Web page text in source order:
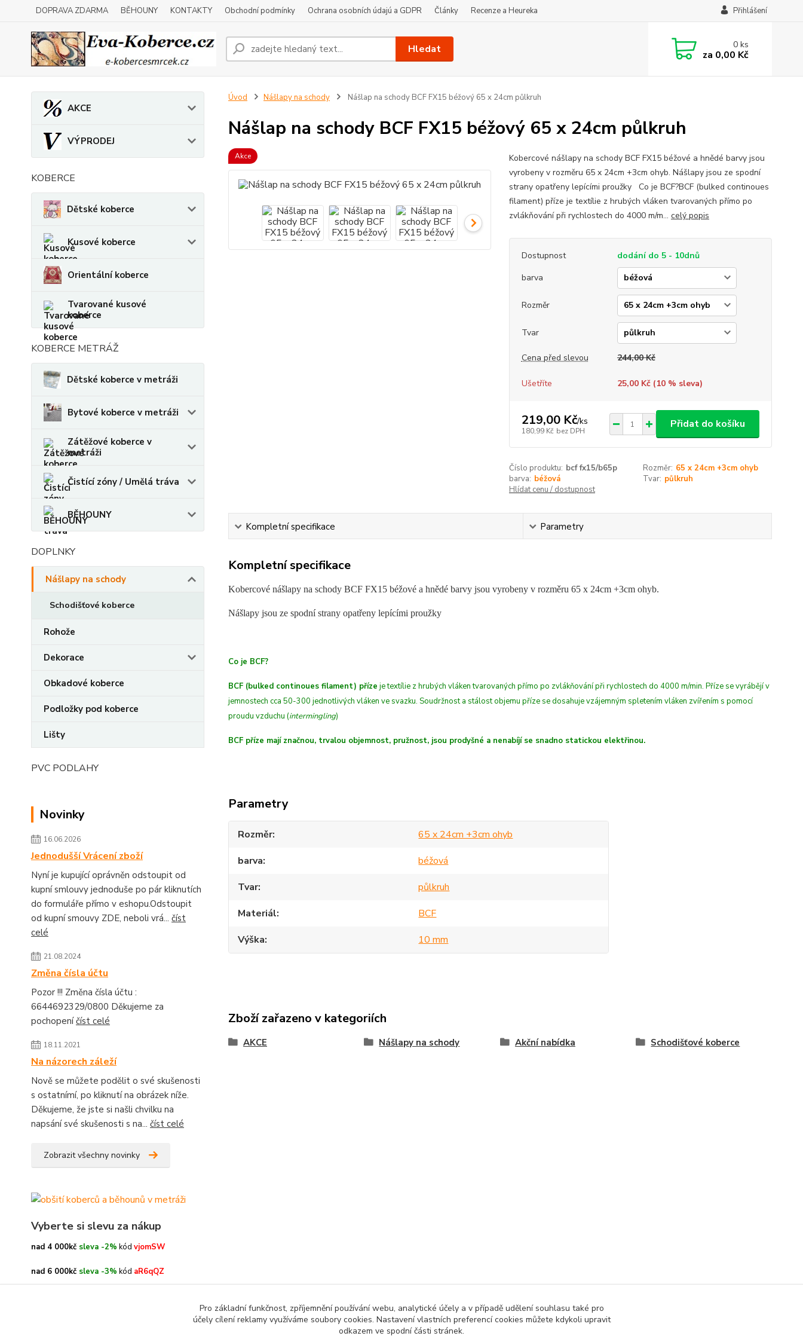
DOPRAVA ZDARMA BĚHOUNY KONTAKTY Obchodní podmínky Ochrana osobních údajú a GDPR Články Recenze a Heureka Přihlášení
Hledat 0ks
za 0,00 Kč
AKCE
VÝPRODEJ
KOBERCE
Dětské koberce
Kusové koberce
Orientální koberce
Tvarované kusové
koberce
KOBERCE METRÁŽ
Dětské koberce v metráži
Bytové koberce v metráži
Zátěžové koberce v
metráži
Čistící zóny / Umělá tráva
BĚHOUNY
DOPLNKY
Nášlapy na schody
Schodišťové koberce
Rohože
Dekorace
Obkadové koberce
Podložky pod koberce
Lišty
PVC PODLAHY
Novinky
16.06.2026
Jednodušší Vrácení zboží
Nyní je kupující oprávněn odstoupit od
kupní smlouvy jednoduše po pár kliknutích
do formuláře přímo v eshopu.Odstoupit
od kupní smouvy ZDE, neboli vrá... číst
celé
21.08.2024
Změna čísla účtu
Pozor !!! Změna čísla účtu :
6644692329/0800 Děkujeme za
pochopeníčíst celé
18.11.2021
Na názorech záleží
Nově se můžete podělit o své skušenosti
s ostatnímí, po kliknutí na obrázek níže.
Děkujeme, že jste si našli chvilku na
napsání své skušenosti s na... číst celé
Zobrazit všechny novinky
Vyberte si slevu za nákup
nad 4 000kč sleva -2% kód vjomSW
nad 6 000kč sleva -3% kód aR6qQZ
Úvod Nášlapy na schody Nášlap na schody BCF FX15 béžový 65 x 24cm půlkruh
Nášlap na schody BCF FX15 béžový 65 x 24cm půlkruh
Akce
Kobercové nášlapy na schody BCF FX15 béžové a hnědé barvy jsou
vyrobeny v rozměru 65 x 24cm +3cm ohyb. Nášlapy jsou ze spodní
strany opatřeny lepícími proužky Co je BCF?BCF (bulked continoues
filament) příze je textílie z hrubých vláken tvarovaných přímo po
zvlákňování při rychlostech do 4000 m/m... celý popis
Dostupnost
dodání do 5 - 10dnů
barva
Rozměr
Tvar
Cena před slevou 244,00 Kč
Ušetříte 25,00 Kč (10% sleva)
219,00 Kč/ks
180,99 Kč bez DPH
Přidat do košíku
Číslo produktu: bcf fx15/b65p Rozměr: 65 x 24cm +3cm ohyb
barva: béžová Tvar: půlkruh
Hlídat cenu / dostupnost
Kompletní specifikace Parametry
Kompletní specifikace
Kobercové nášlapy na schody BCF FX15 béžové a hnědé barvy jsou vyrobeny v rozměru 65 x 24cm +3cm ohyb.
Nášlapy jsou ze spodní strany opatřeny lepícími proužky
Co je BCF?
BCF (bulked continoues filament) příze je textílie z hrubých vlákentvarovaných přímo po zvlákňování při rychlostech do 4000 m/min. Příze se vyrábějí v
jemnostech cca 50-300 jednotlivých vláken ve svazku. Soudržnost a stálost objemu příze se dosahuje vzájemným spletením vláken zvířením s pomocí
proudu vzduchu (intermingling)
BCF příze mají značnou, trvalou objemnost, pružnost, jsou prodyšné a nenabíjí se snadno statickou elektřinou.
Parametry
Rozměr
65 x 24cm +3cm ohyb
barva
béžová
Tvar
půlkruh
Materiál
BCF
Výška
10 mm
Zboží zařazeno v kategoriích
AKCE Nášlapy na schody Akční nabídka Schodišťové koberce
Pro základní funkčnost, zpříjemnění používání webu, analytické účely a v případě udělení souhlasu také pro
účely cílení reklamy využíváme soubory cookies. Nastavení vlastních preferencí cookies můžete kdykoli upravit
odkazem ve spodní části stránek.